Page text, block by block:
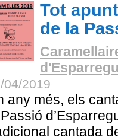
Tot
de la
04/2019
any més, els
cantada